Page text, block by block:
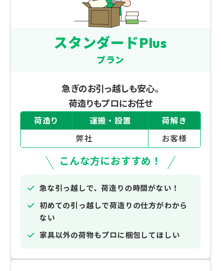
スタンダードPlus
プラン
急ぎのお引っ越しも安心。
荷造りもプロにお任せ
荷造り 運搬・設置
荷解き
弊社
お客様
こんな方におすすめ！
急な引っ越しで、荷造りの時間がない！
初めての引っ越しで荷造りの仕方がわから
ない
家具以外の荷物もプロに梱包してほしい